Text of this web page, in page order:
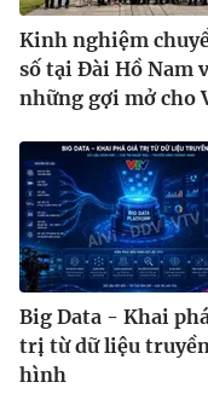
Kinh nghiệm
số tại Đài Hồ Nam
những gợi mở cho
Big Data - Khai
trị từ dữ liệu truyền
hình